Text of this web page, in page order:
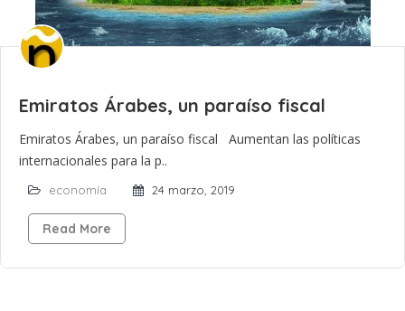
Emiratos Árabes, un paraíso fiscal
Emiratos Árabes, un paraíso fiscal Aumentan las políticas
internacionales para la p..
economía 24 marzo, 2019
Read More